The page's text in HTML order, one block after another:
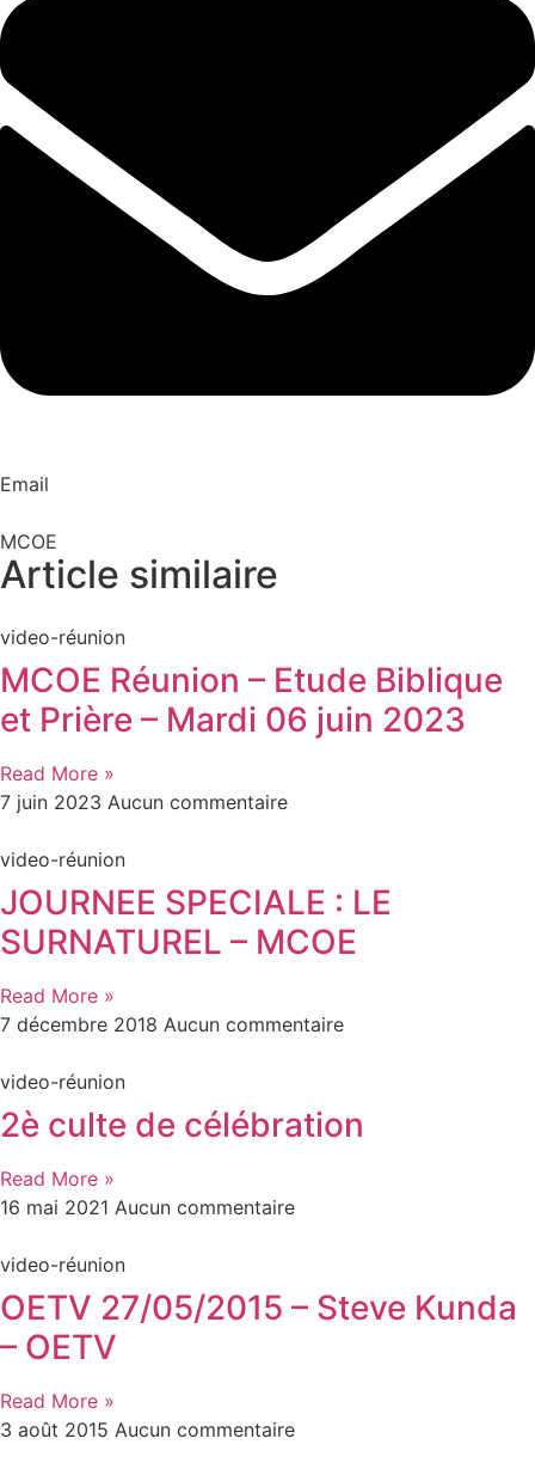
Email
MCOE
Article similaire​
video-réunion
MCOE Réunion – Etude Biblique
et Prière – Mardi 06 juin 2023
Read More »
7 juin 2023 Aucun commentaire
video-réunion
JOURNEE SPECIALE : LE
SURNATUREL – MCOE
Read More »
7 décembre 2018 Aucun commentaire
video-réunion
2è culte de célébration
Read More »
16 mai 2021 Aucun commentaire
video-réunion
OETV 27/05/2015 – Steve Kunda
– OETV
Read More »
3 août 2015 Aucun commentaire